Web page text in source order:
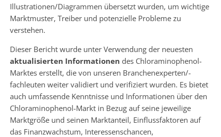
Illustrationen/Diagrammen übersetzt wurden, um wichtige
Marktmuster, Treiber und potenzielle Probleme zu
verstehen.
Dieser Bericht wurde unter Verwendung der neuesten
aktualisierten Informationen des Chloraminophenol-
Marktes erstellt, die von unseren Branchenexperten/-
fachleuten weiter validiert und verifiziert wurden. Es bietet
auch umfassende Kenntnisse und Informationen über den
Chloraminophenol-Markt in Bezug auf seine jeweilige
Marktgröße und seinen Marktanteil, Einflussfaktoren auf
das Finanzwachstum, Interessenschancen,